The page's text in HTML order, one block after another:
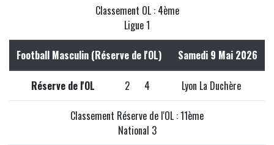
Classement OL : 4ème
Ligue 1
Football Masculin (Réserve de l'OL) Samedi 9 Mai 2026
Réserve de l'OL 2 4 Lyon La Duchère
Classement Réserve de l'OL : 11ème
National 3